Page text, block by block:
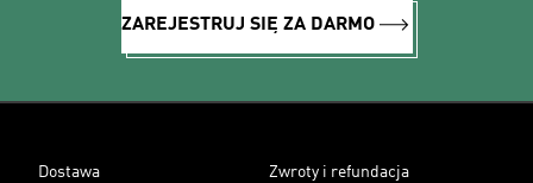
ZAREJESTRUJ SIĘ ZA DARMO
Dostawa Zwroty i refundacja